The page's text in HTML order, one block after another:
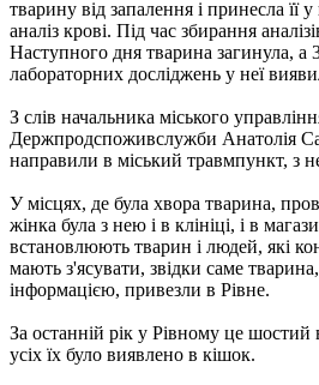
тварину від запалення і принесла її
аналіз крові. Під час збирання
Наступного дня тварина загинула, а
лабораторних досліджень у неї
З слів начальника міського
Держпродспоживслужби Анатолія
направили в міський травмпункт, з
У місцях, де була хвора тварина,
жінка була з нею і в клініці, і в
встановлюють тварин і людей, які
мають з'ясувати, звідки саме
інформацією, привезли в Рівне.
За останній рік у Рівному це шостий
усіх їх було виявлено в кішок.